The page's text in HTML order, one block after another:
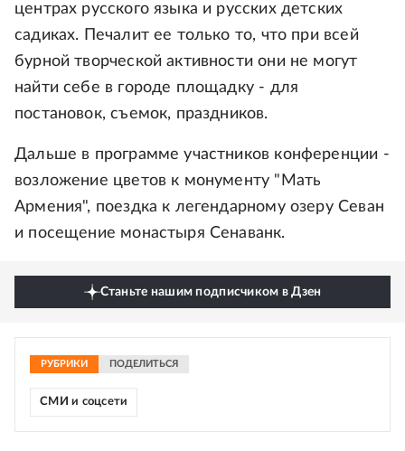
центрах русского языка и русских детских
садиках. Печалит ее только то, что при всей
бурной творческой активности они не могут
найти себе в городе площадку - для
постановок, съемок, праздников.
Дальше в программе участников конференции -
возложение цветов к монументу "Мать
Армения", поездка к легендарному озеру Севан
и посещение монастыря Сенаванк.
Станьте нашим подписчиком в Дзен
РУБРИКИ ПОДЕЛИТЬСЯ
СМИ и соцсети